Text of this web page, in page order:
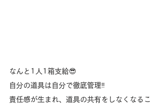
なんと1人1箱支給😎
自分の道具は自分で徹底管理‼️
責任感が生まれ、道具の共有をしなくなるこ